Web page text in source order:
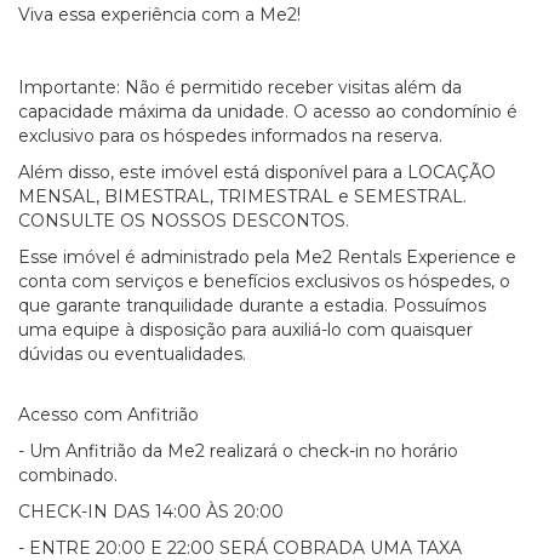
Viva essa experiência com a Me2!
Importante: Não é permitido receber visitas além da
capacidade máxima da unidade. O acesso ao condomínio é
exclusivo para os hóspedes informados na reserva.
Além disso, este imóvel está disponível para a LOCAÇÃO
MENSAL, BIMESTRAL, TRIMESTRAL e SEMESTRAL.
CONSULTE OS NOSSOS DESCONTOS.
Esse imóvel é administrado pela Me2 Rentals Experience e
conta com serviços e benefícios exclusivos os hóspedes, o
que garante tranquilidade durante a estadia. Possuímos
uma equipe à disposição para auxiliá-lo com quaisquer
dúvidas ou eventualidades.
Acesso com Anfitrião
- Um Anfitrião da Me2 realizará o check-in no horário
combinado.
CHECK-IN DAS 14:00 ÀS 20:00
- ENTRE 20:00 E 22:00 SERÁ COBRADA UMA TAXA